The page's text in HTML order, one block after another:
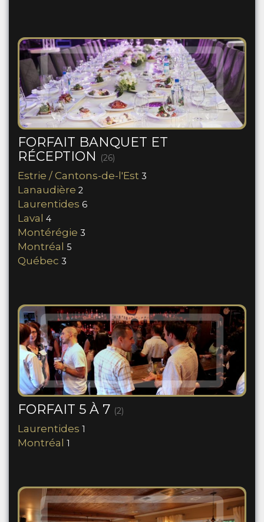
FORFAIT BANQUET ET
RÉCEPTION
(26)
Estrie / Cantons-de-l'Est 3
Lanaudière 2
Laurentides 6
Laval 4
Montérégie 3
Montréal 5
Québec 3
FORFAIT 5 À 7 (2)
Laurentides 1
Montréal 1